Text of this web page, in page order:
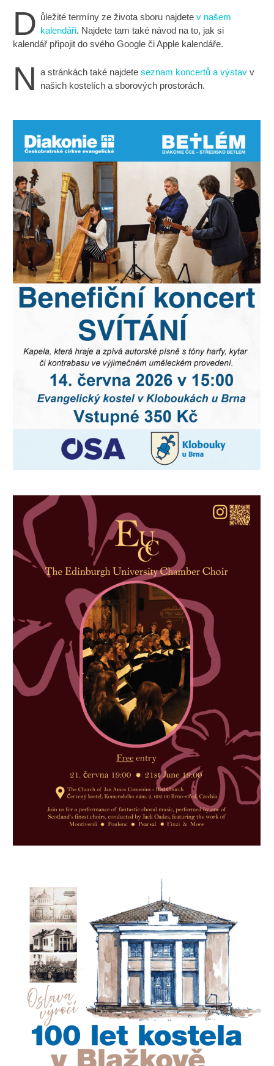
D ůležité termíny ze života sboru najdete v našem
kalendáři. Najdete tam také návod na to, jak si
kalendář připojit do svého Google či Apple kalendáře.
N a stránkách také najdete seznam koncertů a výstavv
našich kostelích a sborových prostorách.